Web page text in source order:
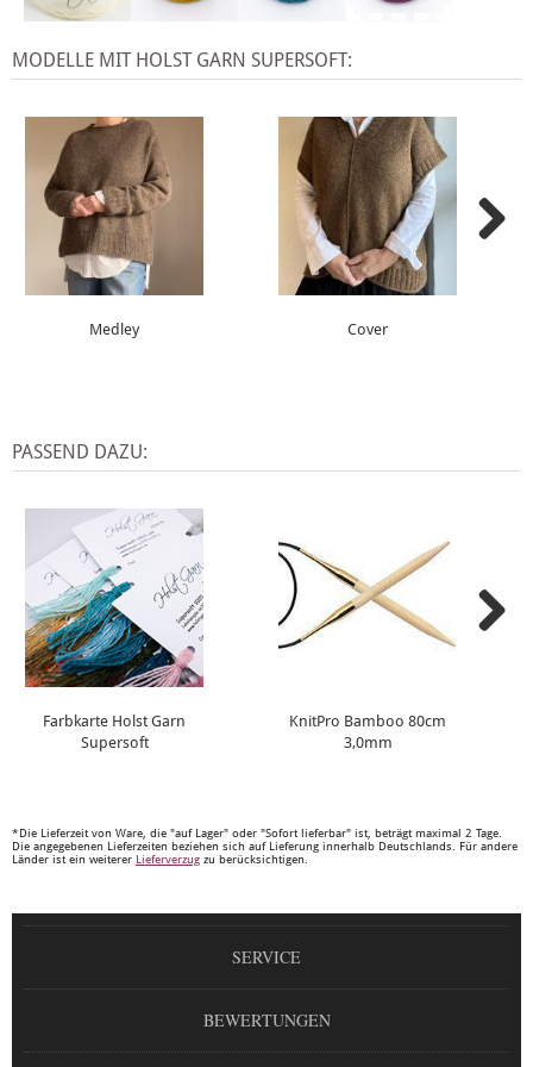
MODELLE MIT HOLST GARN SUPERSOFT:
Medley Cover
PASSEND DAZU:
Farbkarte Holst Garn
Supersoft
KnitPro Bamboo 80cm
3,0mm
*Die Lieferzeit von Ware, die "auf Lager" oder "Sofort lieferbar" ist, beträgt maximal 2 Tage.
Die angegebenen Lieferzeiten beziehen sich auf Lieferung innerhalb Deutschlands. Für andere
Länder ist ein weiterer Lieferverzug zu berücksichtigen.
SERVICE
BEWERTUNGEN